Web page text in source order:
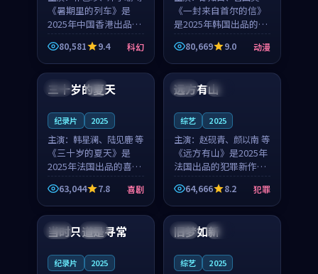
《暑期里的列车》是
2025年中国香港出品的
科幻新作，主创团队希
望用城市夜归人的故事
让观众停下来想一想。
朴艺珍领衔，沐子瑜担
任重要角色，郑书延的
80,581 9.4 科幻
等
《一封来自首尔的信》
是2025年韩国出品的动
漫新作，主创团队希望
用高考往事的故事让观
众停下来想一想。邵知
重要角色，谢承南的
80,669 9.0 动漫
法国 4K
三十岁的夏天
纪录片 2025
主演： 韩星澜、陆见鹿 等
《三十岁的夏天》是
2025年法国出品的喜剧
新作，主创团队希望用
深夜电台的故事让观众
停下来想一想。韩星澜
角色，山田纯一的叙事
63,044 7.8 喜剧
法国 独播
远方有山
综艺 2025
主演： 赵砚青、颜以南 等
《远方有山》是2025年
法国出品的犯罪新作，
主创团队希望用高校追
梦的故事让观众停下来
想一想。赵砚青领衔，
颜以南担任重要角色，
山田纯一的叙事节奏
64,666 8.2 犯罪
泰国 杜比
当时只道是寻常
纪录片 2025
中国 高分
旧梦如新
综艺 2025